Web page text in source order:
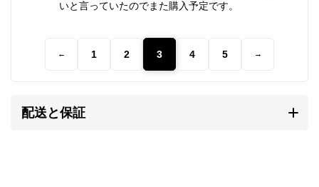
研磨されていない温かみのある質感、無骨で荒削りな
いと言っていたのでまた購入予定です。
← 1 2 3 4 5 →
配送と保証